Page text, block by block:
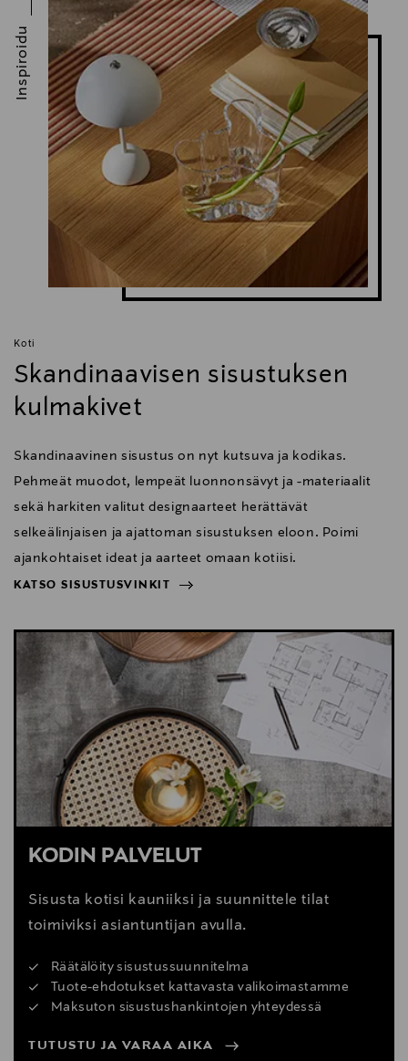
Koti
Skandinaavisen sisustuksen
kulmakivet
Skandinaavinen sisustus on nyt kutsuva ja kodikas.
Pehmeät muodot, lempeät luonnonsävyt ja -materiaalit
sekä harkiten valitut designaarteet herättävät
selkeälinjaisen ja ajattoman sisustuksen eloon. Poimi
ajankohtaiset ideat ja aarteet omaan kotiisi.
KATSO SISUSTUSVINKIT
Inspiroidu
KATSO SISUSTUSVINKIT
KODIN PALVELUT
Sisusta kotisi kauniiksi ja suunnittele tilat
toimiviksi asiantuntijan avulla.
Räätälöity sisustussuunnitelma
Tuote-ehdotukset kattavasta valikoimastamme
Maksuton sisustushankintojen yhteydessä
TUTUSTU JA VARAA AIKA